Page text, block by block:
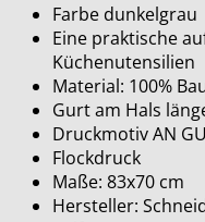
Farbe dunkelgrau
Eine praktische
Küchenutensilien
Material: 100%
Gurt am Hals
Druckmotiv AN
Flockdruck
Maße: 83x70 cm
Hersteller: